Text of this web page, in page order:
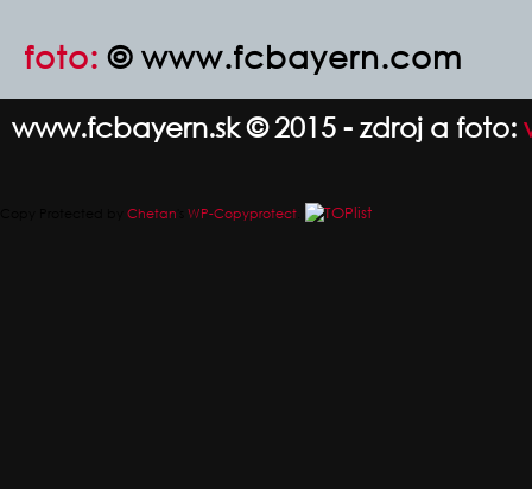
foto: © www.fcbayern.com
www.fcbayern.sk © 2015 - zdroj a foto:
Chetan WP-Copyprotect